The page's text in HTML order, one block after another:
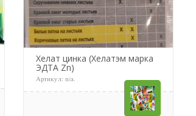
Хелат цинка (Хелатэм марка
ЭДТА Zn)
Артикул: n/a